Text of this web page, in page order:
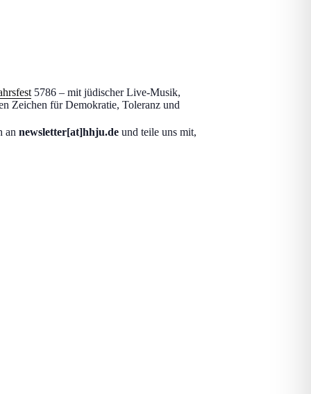
5786 – mit jüdischer Live-Musik,
Zeichen für Demokratie, Toleranz und
an newsletter[at]hhju.de und teile uns mit,